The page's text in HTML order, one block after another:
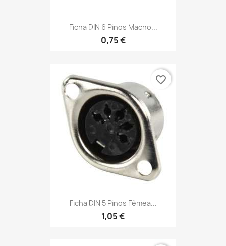
Ficha DIN 6 Pinos Macho...
0,75 €
Ficha DIN 5 Pinos Fêmea...
1,05 €
favorite_border